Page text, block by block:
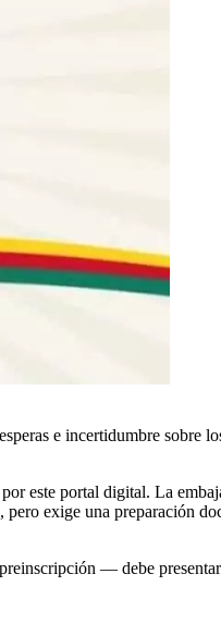
e incertidumbre sobre
este portal digital. La
exige una preparación
— debe